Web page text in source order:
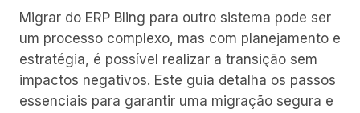
Migrar do ERP Bling para outro sistema pode ser
um processo complexo, mas com planejamento e
estratégia, é possível realizar a transição sem
impactos negativos. Este guia detalha os passos
essenciais para garantir uma migração segura e